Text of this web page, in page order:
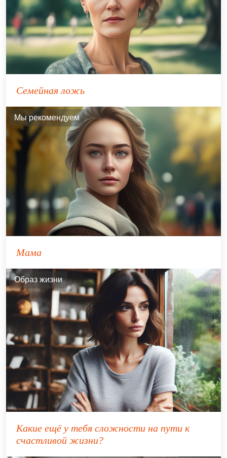
Семейная ложь
Мы рекомендуем
Мама
Образ жизни
Какие ещё у тебя сложности на пути к
счастливой жизни?